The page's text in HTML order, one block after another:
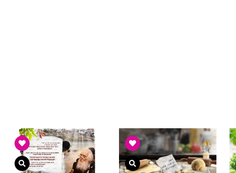
צפייה מהירה צפייה מהירה